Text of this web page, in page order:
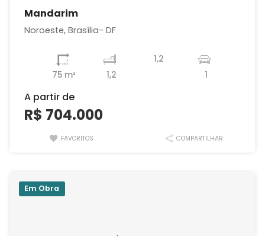
Mandarim
Noroeste, Brasília- DF
75 m² 1,2
1,2
1
A partir de
R$ 704.000
FAVORITOS COMPARTILHAR
Em Obra